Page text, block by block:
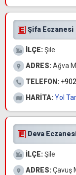
Şifa Eczanesi
İLÇE:Şile
ADRES:Ağva
TELEFON:
HARİTA:Yol
Deva
İLÇE:Şile
ADRES:Çavuş